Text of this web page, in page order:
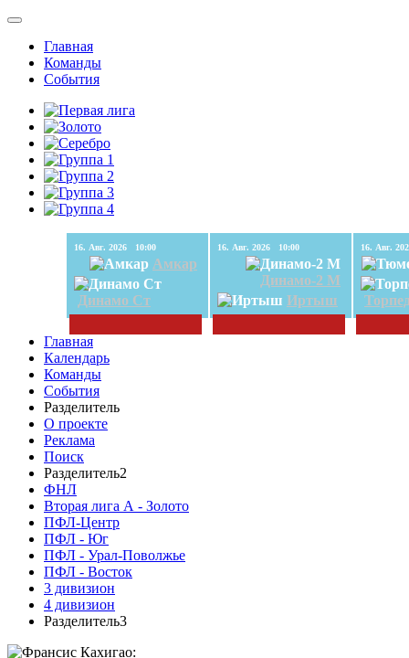
Главная
Команды
События
16. Авг. 2026 10:00
Амкар
Динамо Ст
16. Авг. 2026 10:00
Динамо-2 М
Иртыш
Главная
Календарь
Команды
События
Разделитель
О проекте
Реклама
Поиск
Разделитель2
ФНЛ
Вторая лига А - Золото
ПФЛ-Центр
ПФЛ - Юг
ПФЛ - Урал-Поволжье
ПФЛ - Восток
3 дивизион
4 дивизион
Разделитель3